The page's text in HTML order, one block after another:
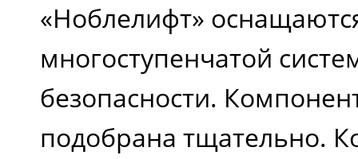
«Ноблелифт»
многоступенчатой
безопасности.
подобрана тщательно.